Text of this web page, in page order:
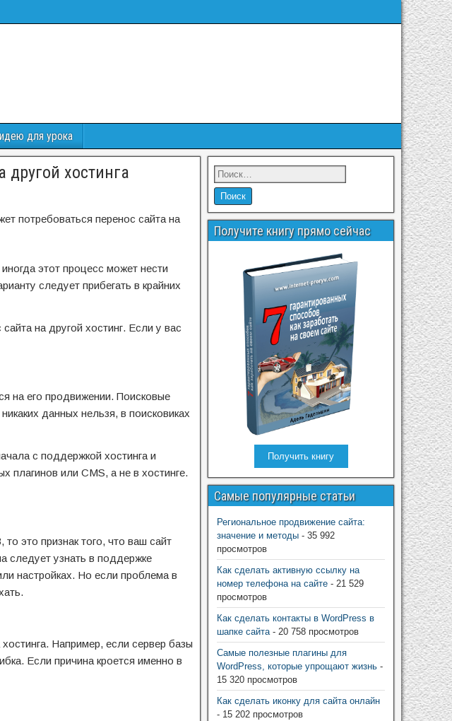
для урока
хостинга
потребоваться перенос сайта на
этот процесс может нести
следует прибегать в крайних
на другой хостинг. Если у вас
на его продвижении. Поисковые
данных нельзя, в поисковиках
с поддержкой хостинга и
плагинов или CMS, а не в хостинге.
то это признак того, что ваш сайт
следует узнать в поддержке
настройках. Но если проблема в
хостинга. Например, если сервер базы
Если причина кроется именно в
Получите книгу прямо сейчас
Получить книгу
Самые популярные статьи
Региональное продвижение сайта:
значение и методы - 35 992
просмотров
Как сделать активную ссылку на
номер телефона на сайте - 21 529
просмотров
Как сделать контакты в WordPress в
шапке сайта- 20 758 просмотров
Самые полезные плагины для
WordPress, которые упрощают жизнь -
15 320 просмотров
Как сделать иконку для сайта онлайн
- 15 202 просмотров